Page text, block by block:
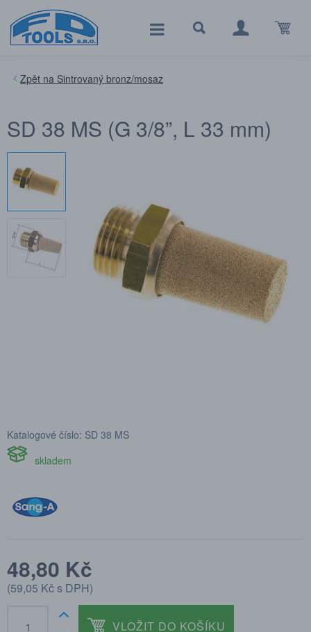
Sintrovaný bronz/mosaz
SD 38 MS (G 3/8”, L 33 mm)
Katalogové číslo: SD 38 MS
skladem
48,80 Kč
(59,05 Kčs DPH)
VLOŽIT DO KOŠÍKU